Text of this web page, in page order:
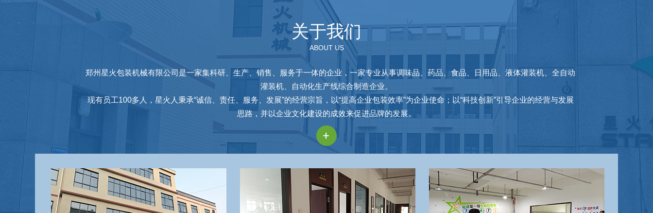
关于我们
ABOUT US
郑州星火包装机械有限公司是一家集科研、生产、销售、服务于一体的企业，一家专业从事调味品、药品、食品、日用品、液体灌装机、全自动
灌装机、自动化生产线综合制造企业。
现有员工100多人，星火人秉承“诚信、责任、服务、发展”的经营宗旨，以“提高企业包装效率”为企业使命；以“科技创新”引导企业的经营与发展
思路，并以企业文化建设的成效来促进品牌的发展。